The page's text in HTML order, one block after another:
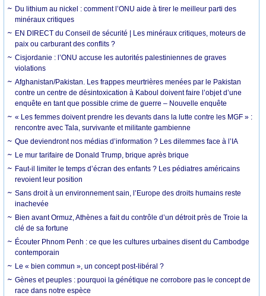
Du lithium au nickel : comment l’ONU aide à tirer le meilleur parti des
minéraux critiques
EN DIRECT du Conseil de sécurité | Les minéraux critiques, moteurs de
paix ou carburant des conflits ?
Cisjordanie : l’ONU accuse les autorités palestiniennes de graves
violations
Afghanistan/Pakistan. Les frappes meurtrières menées par le Pakistan
contre un centre de désintoxication à Kaboul doivent faire l’objet d’une
enquête en tant que possible crime de guerre – Nouvelle enquête
« Les femmes doivent prendre les devants dans la lutte contre les MGF » :
rencontre avec Tala, survivante et militante gambienne
Que deviendront nos médias d’information ? Les dilemmes face à l’IA
Le mur tarifaire de Donald Trump, brique après brique
Faut-il limiter le temps d’écran des enfants ? Les pédiatres américains
revoient leur position
Sans droit à un environnement sain, l’Europe des droits humains reste
inachevée
Bien avant Ormuz, Athènes a fait du contrôle d’un détroit près de Troie la
clé de sa fortune
Écouter Phnom Penh : ce que les cultures urbaines disent du Cambodge
contemporain
Le « bien commun », un concept post-libéral ?
Gènes et peuples : pourquoi la génétique ne corrobore pas le concept de
race dans notre espèce